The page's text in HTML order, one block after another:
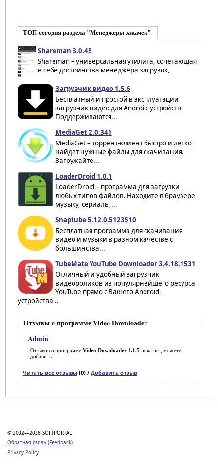
ТОП-сегодня раздела "Менеджеры закачек"
Shareman 3.0.45
Shareman – универсальная утилита, сочетающая
в себе достоинства менеджера загрузок,...
Загрузчик видео 1.5.6
Бесплатный и простой в эксплуатации
загрузчик видео для Android-устройств.
Поддерживаются...
MediaGet 2.0.341
MediaGet – торрент-клиент быстро и легко
найдет нужные файлы для скачивания.
Загружайте...
LoaderDroid 1.0.1
LoaderDroid – программа для загрузки
любых типов файлов. Находите в браузере
музыку, сериалы,...
Snaptube 5.12.0.5123510
Бесплатная программа для скачивания
видео и музыки в разном качестве с
большинства...
TubeMate YouTube Downloader 3.4.18.1531
Отличный и удобный загрузчик
видеороликов из популярнейшего ресурса
YouTube прямо с Вашего Android-
устройства...
Отзывы о программе Video Downloader
Admin
Отзывов о программе Video Downloader 1.1.5 пока нет, можете
добавить...
Читать все отзывы(0) / Добавить отзыв
© 2002—2026 SOFTPORTAL
Обратная связь (Feedback)
Privacy Policy